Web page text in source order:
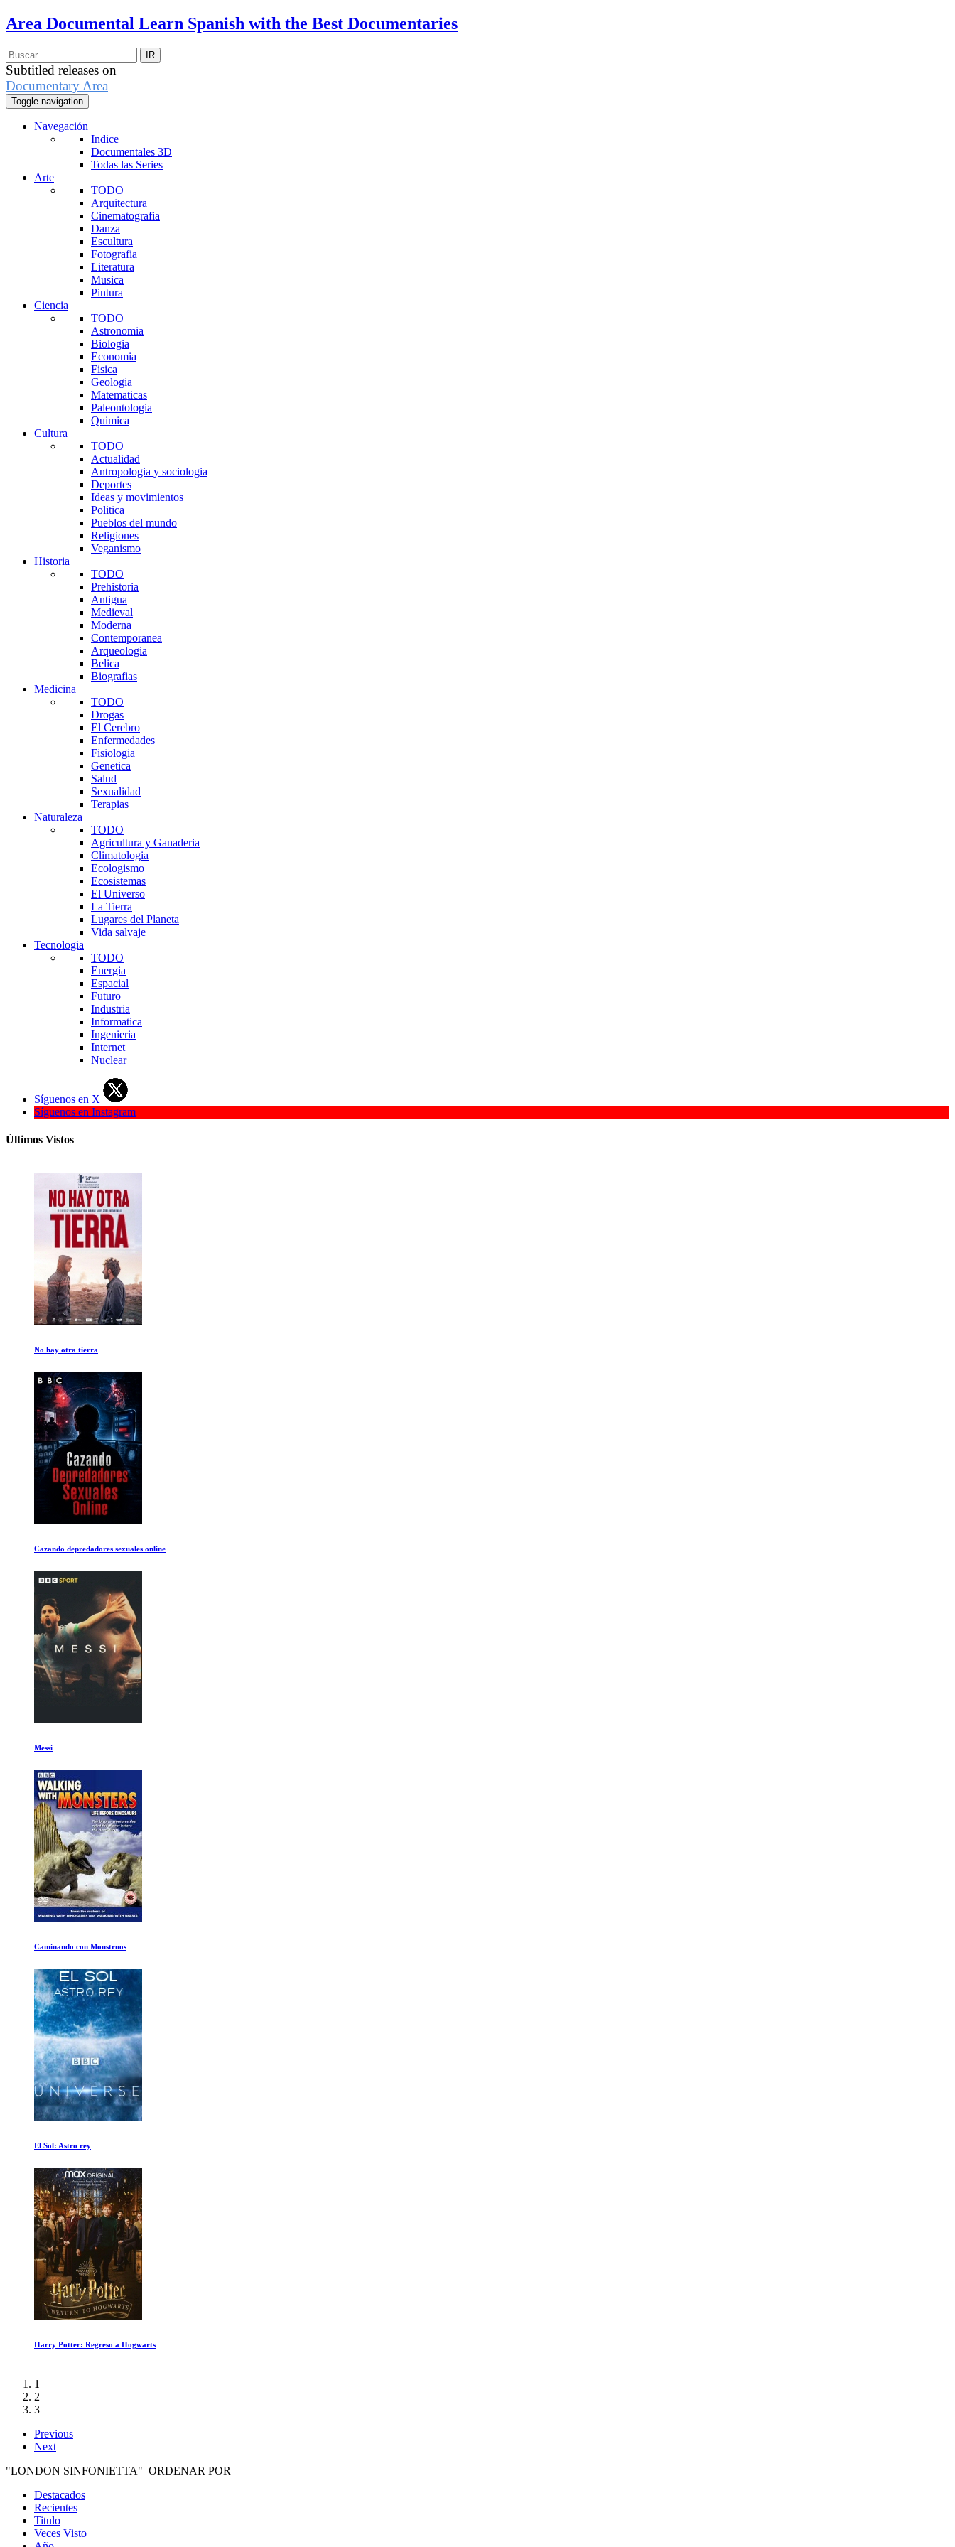
Area Documental Learn Spanish with the Best Documentaries
Subtitled releases on
Documentary Area
Toggle navigation
Navegación
Indice
Documentales 3D
Todas las Series
Arte
TODO
Arquitectura
Cinematografia
Danza
Escultura
Fotografia
Literatura
Musica
Pintura
Ciencia
TODO
Astronomia
Biologia
Economia
Fisica
Geologia
Matematicas
Paleontologia
Quimica
Cultura
TODO
Actualidad
Antropologia y sociologia
Deportes
Ideas y movimientos
Politica
Pueblos del mundo
Religiones
Veganismo
Historia
TODO
Prehistoria
Antigua
Medieval
Moderna
Contemporanea
Arqueologia
Belica
Biografias
Medicina
TODO
Drogas
El Cerebro
Enfermedades
Fisiologia
Genetica
Salud
Sexualidad
Terapias
Naturaleza
TODO
Agricultura y Ganaderia
Climatologia
Ecologismo
Ecosistemas
El Universo
La Tierra
Lugares del Planeta
Vida salvaje
Tecnologia
TODO
Energia
Espacial
Futuro
Industria
Informatica
Ingenieria
Internet
Nuclear
Síguenos en X
Síguenos en Instagram
Últimos Vistos
Historias Que Contamos
The True Cost
El mago oscuro Ep 3-4
Mundo helados
Ellos no Envejeceran
Fleetwood Mac Live in Boston 2de2
1
2
3
Previous
Next
"LONDON SINFONIETTA" ORDENAR POR
Destacados
Recientes
Titulo
Veces Visto